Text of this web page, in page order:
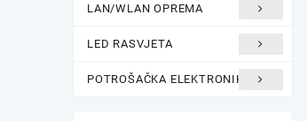
LAN/WLAN OPREMA
LED RASVJETA
POTROŠAČKA ELEKTRONIKA